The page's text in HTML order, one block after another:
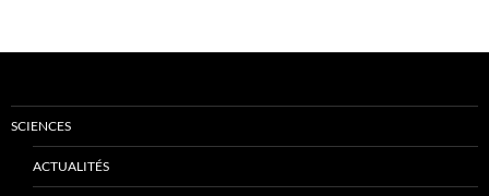
SCIENCES
ACTUALITÉS